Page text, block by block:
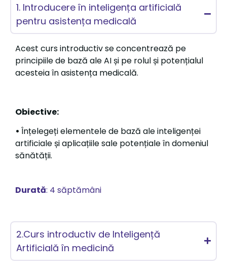
1. Introducere în inteligența artificială
pentru asistența medicală
Acest curs introductiv se concentrează pe
principiile de bază ale AI și pe rolul și potențialul
acesteia în asistența medicală.
Obiective:
• Înțelegeți elementele de bază ale inteligenței
artificiale și aplicațiile sale potențiale în domeniul
sănătății.
Durată: 4 săptămâni
2.Curs introductiv de Inteligență
Artificială în medicină